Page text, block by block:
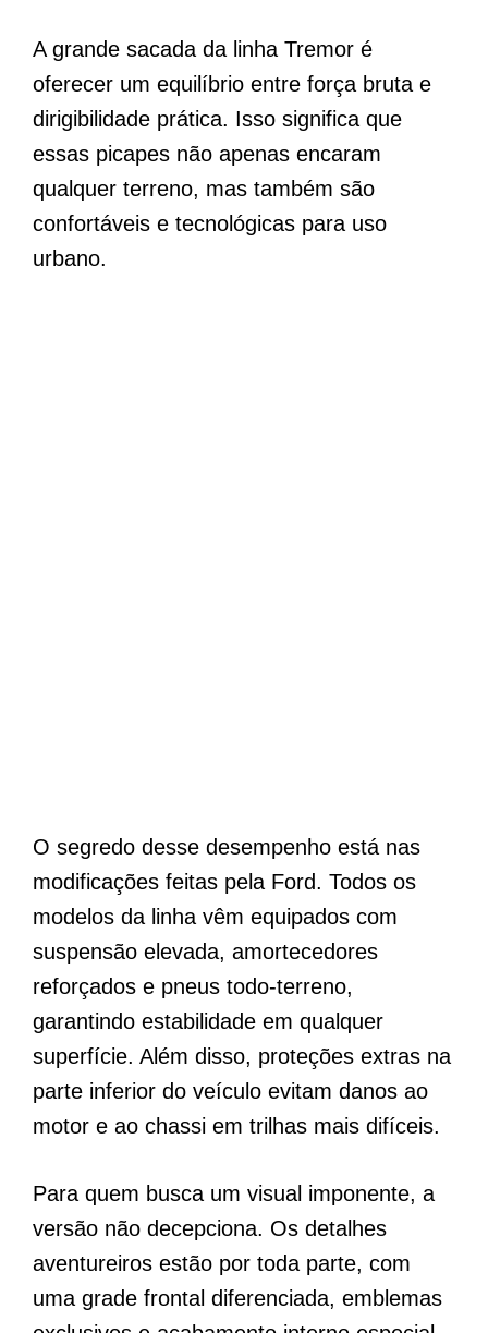
A grande sacada da linha Tremor é
oferecer um equilíbrio entre força bruta e
dirigibilidade prática. Isso significa que
essas picapes não apenas encaram
qualquer terreno, mas também são
confortáveis e tecnológicas para uso
urbano.
O segredo desse desempenho está nas
modificações feitas pela Ford. Todos os
modelos da linha vêm equipados com
suspensão elevada, amortecedores
reforçados e pneus todo-terreno,
garantindo estabilidade em qualquer
superfície. Além disso, proteções extras na
parte inferior do veículo evitam danos ao
motor e ao chassi em trilhas mais difíceis.
Para quem busca um visual imponente, a
versão não decepciona. Os detalhes
aventureiros estão por toda parte, com
uma grade frontal diferenciada, emblemas